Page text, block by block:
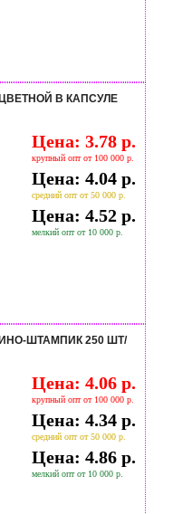
В КАПСУЛЕ
Цена: 3.78 р.
крупный опт от 100 000 р.
Цена: 4.04 р.
средний опт от 50 000 р.
Цена: 4.52 р.
мелкий опт от 10 000 р.
ШТАМПИК 250 ШТ/
Цена: 4.06 р.
крупный опт от 100 000 р.
Цена: 4.34 р.
средний опт от 50 000 р.
Цена: 4.86 р.
мелкий опт от 10 000 р.